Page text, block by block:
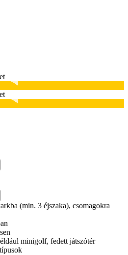
(min. 3 éjszaka), csomagokra
minigolf, fedett játszótér